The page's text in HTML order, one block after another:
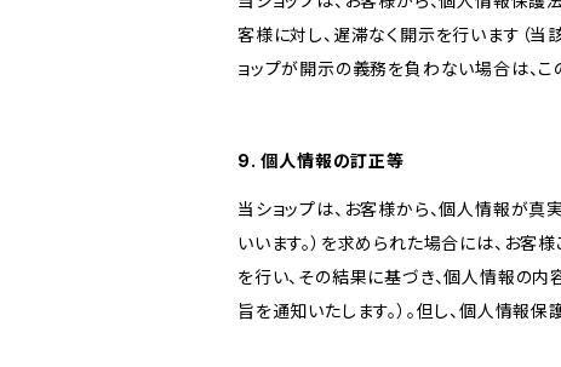
客様に対し、遅滞なく開示を行います（当
ョップが開示の義務を負わない場合は、こ
9. 個人情報の訂正等
当ショップは、お客様から、個人情報が
いいます。）を求められた場合には、お
を行い、その結果に基づき、個人情報の
旨を通知いたします。）。但し、個人情報